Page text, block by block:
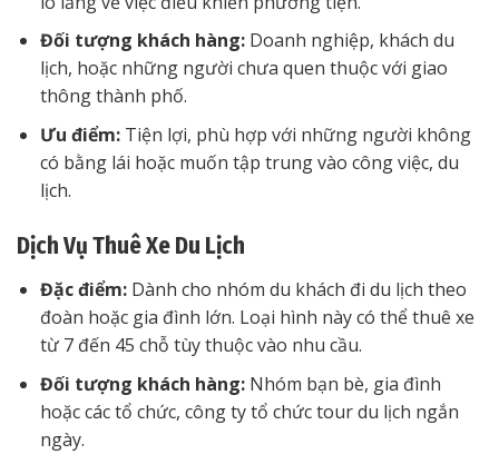
Đối tượng khách hàng:Doanh nghiệp, khách du
lịch, hoặc những người chưa quen thuộc với giao
thông thành phố.
Ưu điểm:Tiện lợi, phù hợp với những người không
có bằng lái hoặc muốn tập trung vào công việc, du
lịch.
Dịch Vụ Thuê Xe Du Lịch
Đặc điểm:Dành cho nhóm du khách đi du lịch theo
đoàn hoặc gia đình lớn. Loại hình này có thể thuê xe
từ 7 đến 45 chỗ tùy thuộc vào nhu cầu.
Đối tượng khách hàng:Nhóm bạn bè, gia đình
hoặc các tổ chức, công ty tổ chức tour du lịch ngắn
ngày.